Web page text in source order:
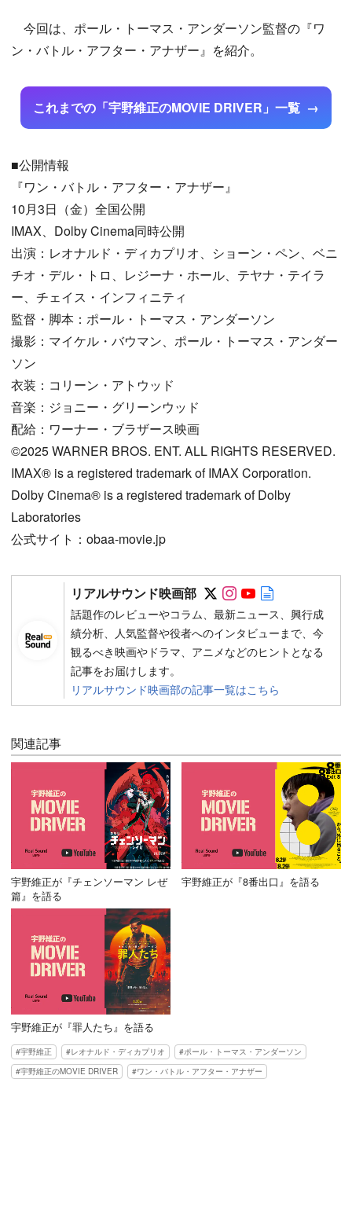
今回は、ポール・トーマス・アンダーソン監督の『ワ
ン・バトル・アフター・アナザー』を紹介。
これまでの「宇野維正のMOVIE DRIVER」一覧
■公開情報
『ワン・バトル・アフター・アナザー』
10月3日（金）全国公開
IMAX、Dolby Cinema同時公開
出演：レオナルド・ディカプリオ、ショーン・ペン、ベニ
チオ・デル・トロ、レジーナ・ホール、テヤナ・テイラ
ー、チェイス・インフィニティ
監督・脚本：ポール・トーマス・アンダーソン
撮影：マイケル・バウマン、ポール・トーマス・アンダー
ソン
衣装：コリーン・アトウッド
音楽：ジョニー・グリーンウッド
配給：ワーナー・ブラザース映画
©2025 WARNER BROS. ENT. ALL RIGHTS RESERVED.
IMAX® is a registered trademark of IMAX Corporation.
Dolby Cinema® is a registered trademark of Dolby
Laboratories
公式サイト：obaa-movie.jp
リアルサウンド映画部 Follow on SNS
Follow on SNS
Follow on
話題作のレビューやコラム、最新ニュース、興行成
績分析、人気監督や役者へのインタビューまで、今
観るべき映画やドラマ、アニメなどのヒントとなる
記事をお届けします。
リアルサウンド映画部の記事一覧はこちら
関連記事
宇野維正が『チェンソーマン レぜ
篇』を語る
宇野維正が『8番出口』を語る
宇野維正が『罪人たち』を語る
宇野維正 レオナルド・ディカプリオ
ポール・トーマス・アンダーソン
宇野維正のMOVIE DRIVER
ワン・バトル・アフター・アナザー